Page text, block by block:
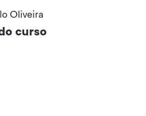
Oliveira
curso